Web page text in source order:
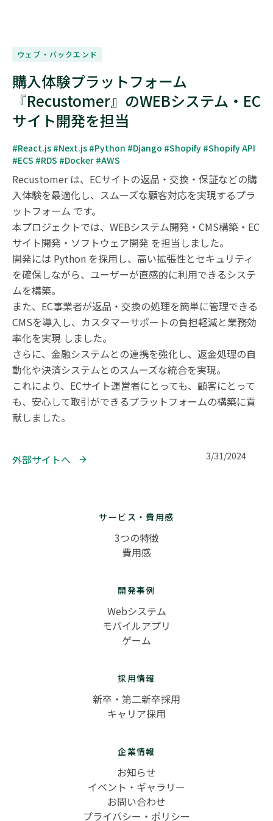
ウェブ・バックエンド
購入体験プラットフォーム
『Recustomer』のWEBシステム・EC
サイト開発を担当
#React.js #Next.js #Python #Django #Shopify #Shopify API
#ECS #RDS #Docker #AWS
Recustomer は、ECサイトの返品・交換・保証などの購
入体験を最適化し、スムーズな顧客対応を実現するプラ
ットフォーム です。
本プロジェクトでは、WEBシステム開発・CMS構築・EC
サイト開発・ソフトウェア開発 を担当しました。
開発には Python を採用し、高い拡張性とセキュリティ
を確保しながら、ユーザーが直感的に利用できるシステ
ムを構築。
また、EC事業者が返品・交換の処理を簡単に管理できる
CMSを導入し、カスタマーサポートの負担軽減と業務効
率化を実現 しました。
さらに、金融システムとの連携を強化し、返金処理の自
動化や決済システムとのスムーズな統合を実現。
これにより、ECサイト運営者にとっても、顧客にとって
も、安心して取引ができるプラットフォームの構築に貢
献しました。
外部サイトへ 3/31/2024
サービス・費用感
3つの特徴
費用感
開発事例
Webシステム
モバイルアプリ
ゲーム
採用情報
新卒・第二新卒採用
キャリア採用
企業情報
お知らせ
イベント・ギャラリー
お問い合わせ
プライバシー・ポリシー